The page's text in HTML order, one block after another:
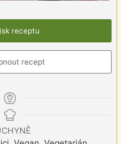
receptu
recept